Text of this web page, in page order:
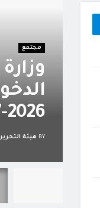
مجتمع
2026-2027
BY هيئة التحرير